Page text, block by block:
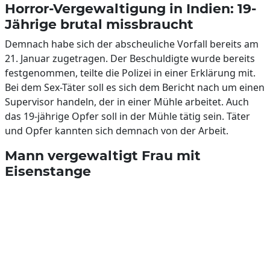
Horror-Vergewaltigung in Indien: 19-
Jährige brutal missbraucht
Demnach habe sich der abscheuliche Vorfall bereits am
21. Januar zugetragen. Der Beschuldigte wurde bereits
festgenommen, teilte die Polizei in einer Erklärung mit.
Bei dem Sex-Täter soll es sich dem Bericht nach um einen
Supervisor handeln, der in einer Mühle arbeitet. Auch
das 19-jährige Opfer soll in der Mühle tätig sein. Täter
und Opfer kannten sich demnach von der Arbeit.
Mann vergewaltigt Frau mit
Eisenstange